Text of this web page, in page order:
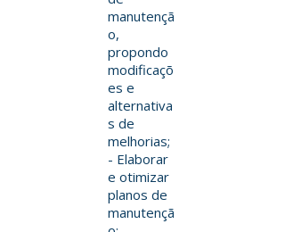
manutençã
o,
propondo
modificaçõ
es e
alternativa
s de
melhorias;
- Elaborar
e otimizar
planos de
manutençã